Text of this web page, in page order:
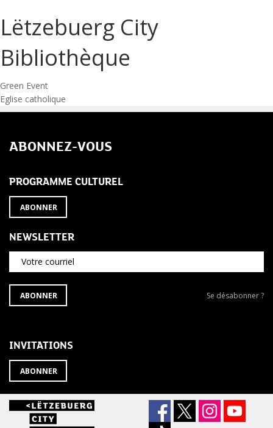
Lëtzebuerg City
Bibliothèque
Navigation
de
l’article
Green Event
Eglise catholique
ABONNEZ-VOUS
PROGRAMME CULTUREL
ABONNER
NEWSLETTER
Votre courriel
S'ABONNER
À
ABONNER
Se
Se désabonner ?
INVITATIONS
ABONNER